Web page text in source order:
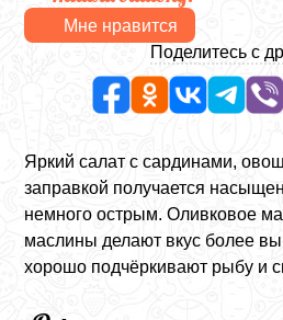
Мне нравится
Поделитесь с
Яркий салат с сардинами,
заправкой получается
немного острым. Оливковое
маслины делают вкус более
хорошо подчёркивают рыбу и